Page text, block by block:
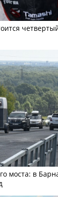
моста: в